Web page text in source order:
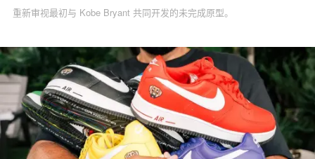
重新审视最初与 Kobe Bryant 共同开发的未完成原型。